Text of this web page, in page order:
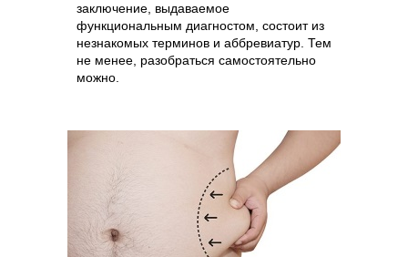
заключение, выдаваемое
функциональным диагностом, состоит из
незнакомых терминов и аббревиатур. Тем
не менее, разобраться самостоятельно
можно.